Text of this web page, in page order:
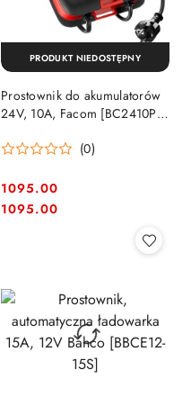
Prostownik do akumulatorów
24V, 10A, Facom [BC2410PB]
i maszyn
(0)
Cena:
1095.00
Cena:
1095.00
PRODUKT NIEDOSTĘPNY